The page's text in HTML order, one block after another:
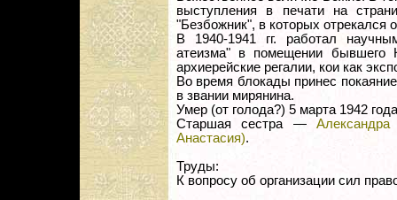
выступления в печати на
"Безбожник", в которых отрекался
В 1940-1941 гг. работал
атеизма" в помещении бывшего
архиерейские регалии, кои как
Во время блокады принес
в звании мирянина.
Умер (от голода?) 5 марта 1942
Старшая сестра —
Анастасия).
Труды:
К вопросу об организации сил